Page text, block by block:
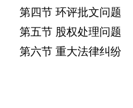
第四节 环评批文问题
第五节 股权处理问题
第六节 重大法律纠纷